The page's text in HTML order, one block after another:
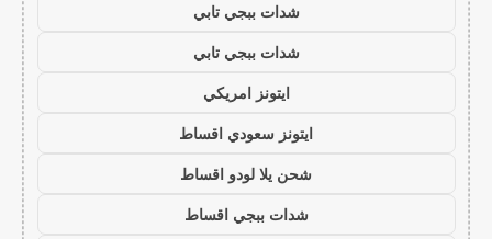
شدات ببجي تابي
شدات ببجي تابي
ايتونز امريكي
ايتونز سعودي اقساط
شحن يلا لودو اقساط
شدات ببجي اقساط